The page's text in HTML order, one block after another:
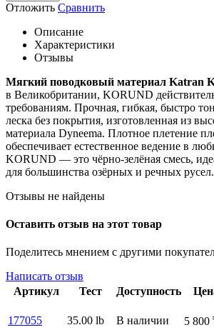
Отложить Сравнить
Описание
Характеристики
Отзывы
Мягкий поводковый материал Katran
в Великобритании, KORUND
требованиям. Прочная, гибкая, быстро
леска без покрытия, изготовленная из
материала Dyneema. Плотное плетение
обеспечивает естественное ведение в
KORUND — это чёрно-зелёная смесь,
для большинства озёрных и речных русел.
Отзывы не найдены
Оставить отзыв на этот товар
Поделитесь мнением с другими
Написать отзыв
Артикул
Тест Доступность
177055 35.00 lb В наличии 5 800